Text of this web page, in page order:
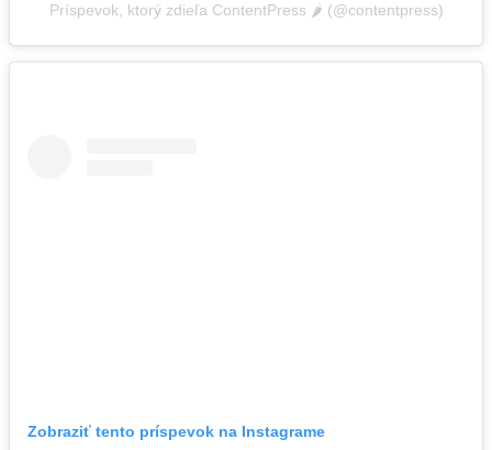
Príspevok, ktorý zdieľa ContentPress 🌶️ (@contentpress)
Zobraziť tento príspevok na Instagrame